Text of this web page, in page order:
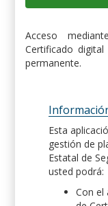
Acceso
Certificado
permanente.
Esta
gestión de
Estatal de
usted podrá:
Con el